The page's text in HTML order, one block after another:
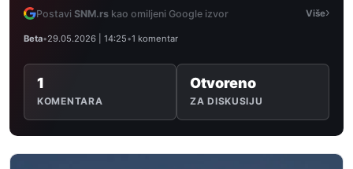
Postavi SNM.rs kao omiljeni Google izvor Više›
Beta•29.05.2026 | 14:25•1 komentar
1
KOMENTARA
Otvoreno
ZA DISKUSIJU